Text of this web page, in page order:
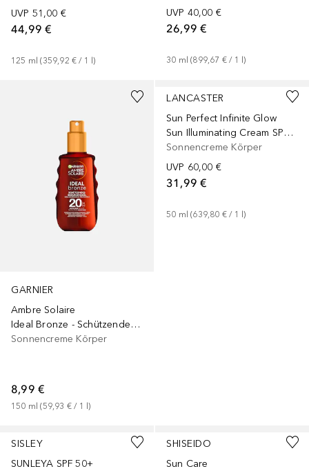
UVP 51,00 €
44,99 €
125 ml (359,92 € / 1 l)
UVP 40,00 €
26,99 €
30 ml (899,67 € / 1 l)
GARNIER
Ambre Solaire
Ideal Bronze - Schützendes Sonnenöl
Sonnencreme Körper
8,99 €
150 ml (59,93 € / 1 l)
LANCASTER
Sun Perfect Infinite Glow
Sun Illuminating Cream SPF30
Sonnencreme Körper
UVP 60,00 €
31,99 €
50 ml (639,80 € / 1 l)
SISLEY
SUNLEYA SPF 50+
SHISEIDO
Sun Care